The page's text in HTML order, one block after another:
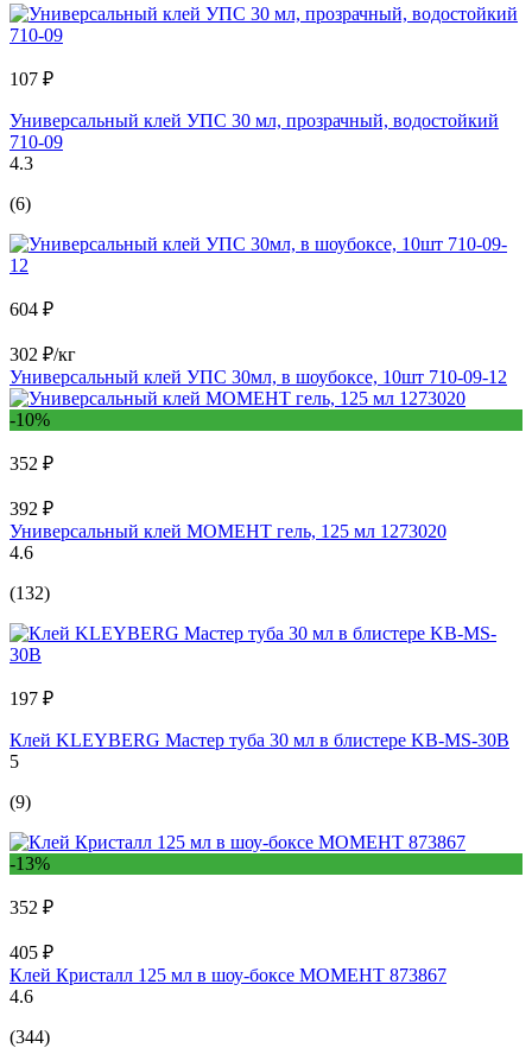
107 ₽
Универсальный клей УПС 30 мл, прозрачный, водостойкий
710-09
4.3
(6)
604 ₽
302 ₽/кг
Универсальный клей УПС 30мл, в шоубоксе, 10шт 710-09-12
-10%
352 ₽
392 ₽
Универсальный клей МОМЕНТ гель, 125 мл 1273020
4.6
(132)
197 ₽
Клей KLEYBERG Мастер туба 30 мл в блистере KB-MS-30B
5
(9)
-13%
352 ₽
405 ₽
Клей Кристалл 125 мл в шоу-боксе МОМЕНТ 873867
4.6
(344)